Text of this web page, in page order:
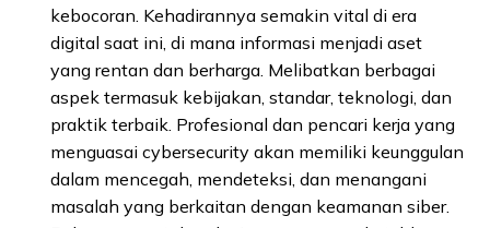
kebocoran. Kehadirannya semakin vital di era
digital saat ini, di mana informasi menjadi aset
yang rentan dan berharga. Melibatkan berbagai
aspek termasuk kebijakan, standar, teknologi, dan
praktik terbaik. Profesional dan pencari kerja yang
menguasai cybersecurity akan memiliki keunggulan
dalam mencegah, mendeteksi, dan menangani
masalah yang berkaitan dengan keamanan siber.